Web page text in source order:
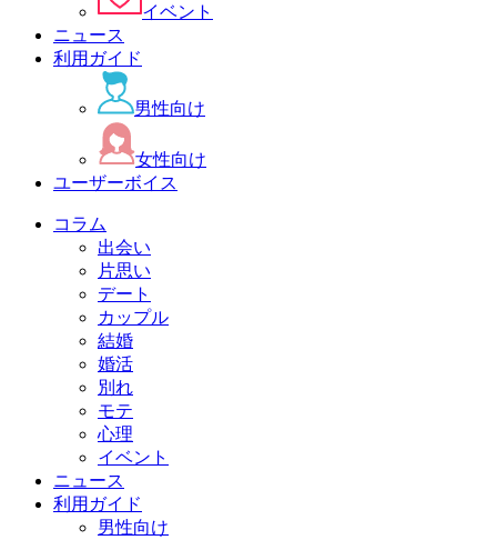
イベント
ニュース
利用ガイド
男性向け
女性向け
ユーザーボイス
コラム
出会い
片思い
デート
カップル
結婚
婚活
別れ
モテ
心理
イベント
ニュース
利用ガイド
男性向け